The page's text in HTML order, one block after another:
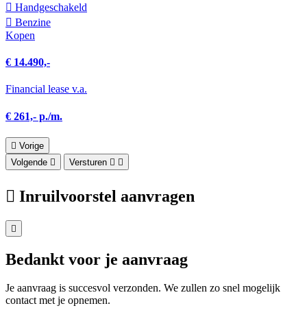
Hand­geschakeld
Benzine
Kopen
€ 14.490,-
Financial lease v.a.
€ 261,- p./m.
Vorige
Volgende
Versturen
Inruilvoorstel aanvragen
Bedankt voor je aanvraag
Je aanvraag is succesvol verzonden. We zullen zo snel mogelijk
contact met je opnemen.